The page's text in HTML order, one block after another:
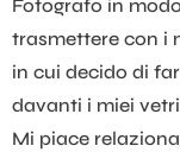
Fotografo in
trasmettere con i
in cui decido di
davanti i miei
Mi piace